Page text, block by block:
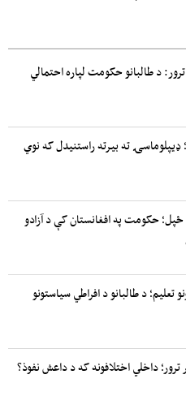
د طالبانو حکومت لپاره احتمالي
ډیپلوماسۍ ته بیرته راستنیدل که نوي
ځپل؛ حکومت په افغانستان کې د آزادو
تعلیم؛ د طالبانو د افراطي سیاستونو
ترور؛ داخلي اختلافونه که د داعش نفوذ؟